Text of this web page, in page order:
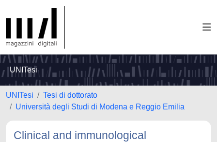
UNITesi
UNITesi
Tesi di dottorato
Università degli Studi di Modena e Reggio Emilia
Clinical and immunological